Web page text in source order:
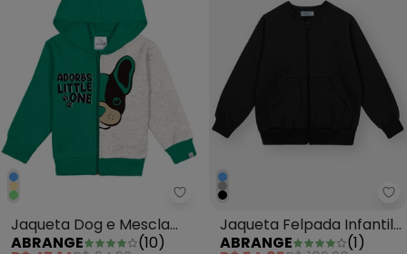
Abrange - Jaqueta Dog e
Jaqueta Dog e Mescla
Baby Verde
ABRANGE (10)
Jaqueta Felpada Infantil
Menino Preto
ABRANGE (1)